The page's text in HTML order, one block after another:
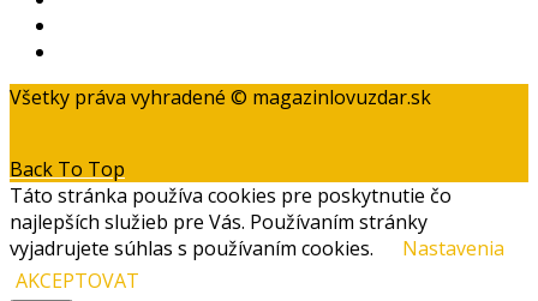
Všetky práva vyhradené © magazinlovuzdar.sk
Back To Top
Táto stránka používa cookies pre poskytnutie čo
najlepších služieb pre Vás. Používaním stránky
vyjadrujete súhlas s používaním cookies.
Nastavenia
AKCEPTOVAT